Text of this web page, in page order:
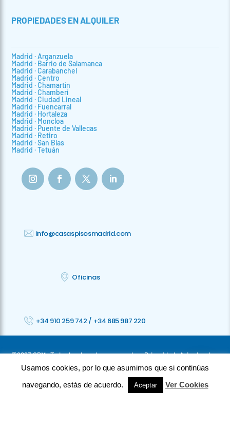
PROPIEDADES EN ALQUILER
Madrid · Arganzuela
Madrid · Barrio de Salamanca
Madrid · Carabanchel
Madrid · Centro
Madrid · Chamartín
Madrid · Chamberí
Madrid · Ciudad Lineal
Madrid · Fuencarral
Madrid · Hortaleza
Madrid · Moncloa
Madrid · Puente de Vallecas
Madrid · Retiro
Madrid · San Blas
Madrid · Tetuán
info@casaspisosmadrid.com
Oficinas
+34 910 259 742 / +34 685 987 220
©2023 CPM · Todos los derechos reservados ·Privacidad· Aviso legal
Cookies· Accesibilidad
Usamos cookies, por lo que asumimos que si continúas
navegando, estás de acuerdo.
Aceptar Ver Cookies